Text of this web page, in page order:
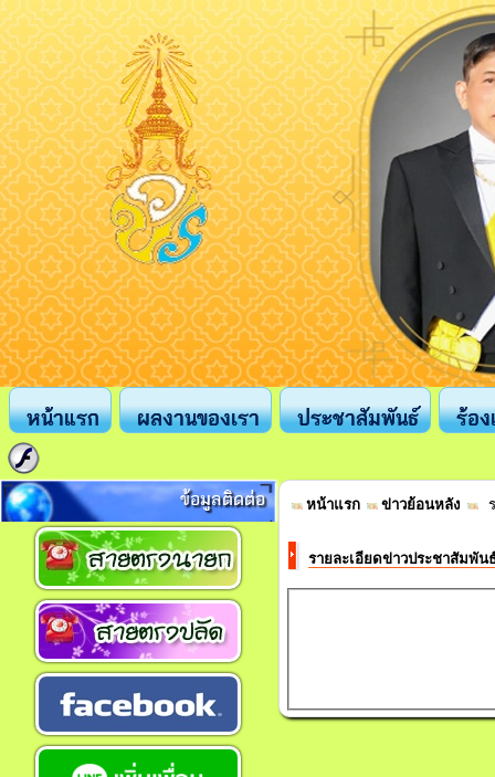
หน้าแรก ผลงานของเรา ประชาสัมพันธ์ ร้อ
ข้อมูลติดต่อ หน้าแรก ข่าวย้อนหลัง
รายละเอียดข่าวประชาสัมพั